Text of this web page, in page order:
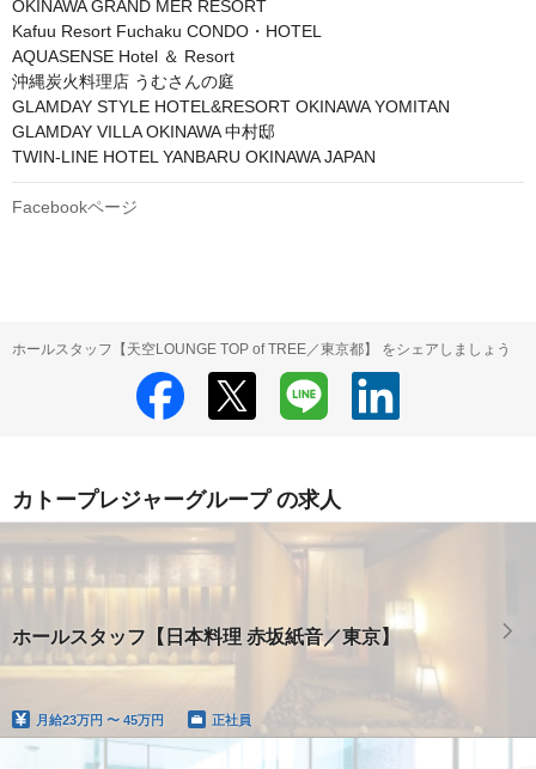
OKINAWA GRAND MER RESORT
Kafuu Resort Fuchaku CONDO・HOTEL
AQUASENSE Hotel ＆ Resort
沖縄炭火料理店 うむさんの庭
GLAMDAY STYLE HOTEL&RESORT OKINAWA YOMITAN
GLAMDAY VILLA OKINAWA 中村邸
TWIN-LINE HOTEL YANBARU OKINAWA JAPAN
Facebookページ
ホールスタッフ【天空LOUNGE TOP of TREE／東京都】 をシェアしましょう
カトープレジャーグループ の求人
ホールスタッフ【日本料理 赤坂紙音／東京】
月給23万円 〜 45万円 正社員